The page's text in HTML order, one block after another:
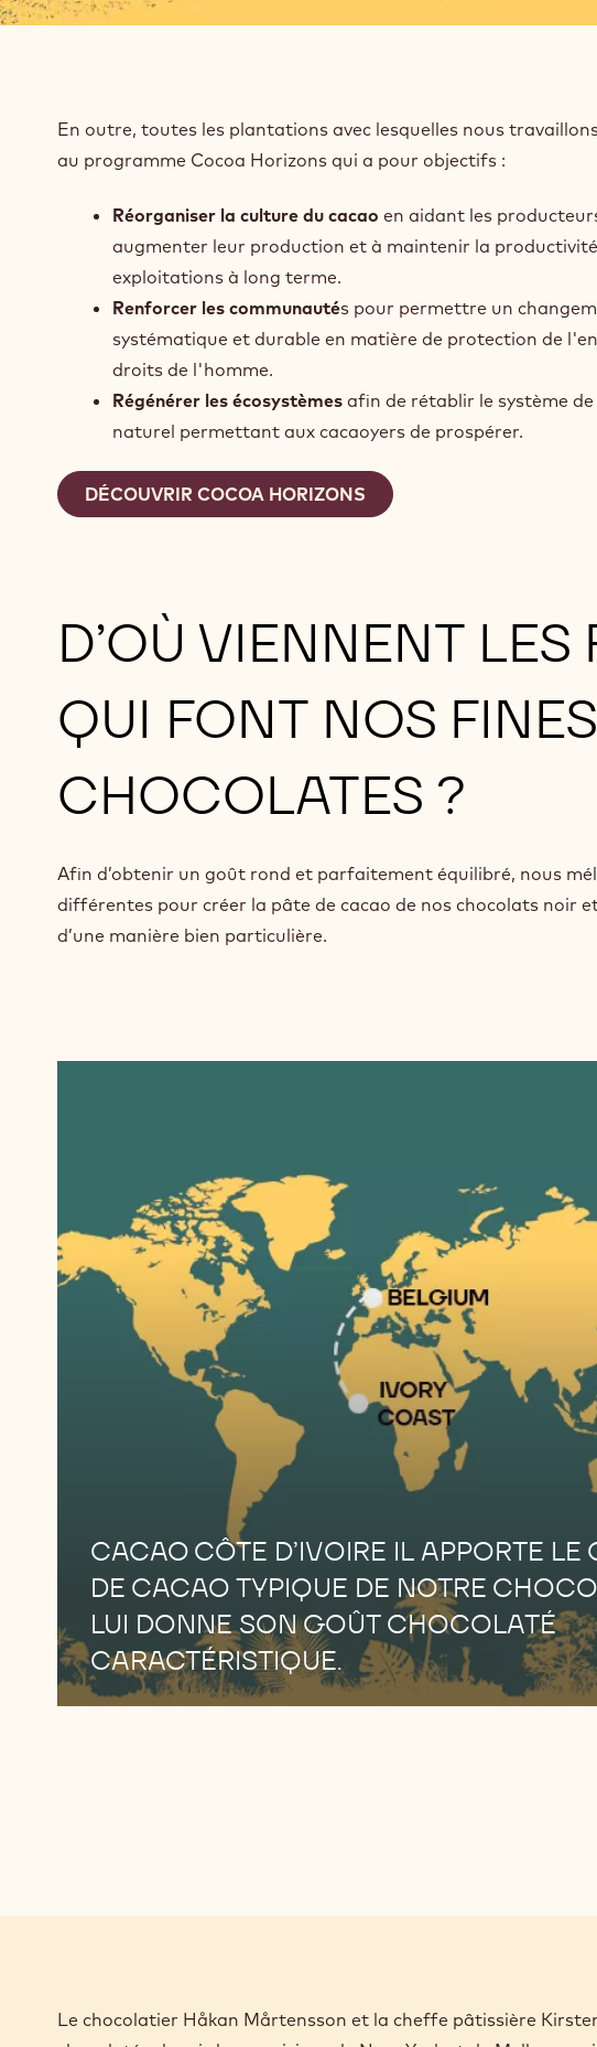
En outre, toutes les plantations avec lesquelles nous
au programme Cocoa Horizons qui a pour objectifs :
Réorganiser la culture du cacao en aidant les
augmenter leur production et à maintenir la
exploitations à long terme.
Renforcer les communautés pour permettre un
systématique et durable en matière de protection de
droits de l'homme.
Régénérer les écosystèmes afin de rétablir le système
naturel permettant aux cacaoyers de prospérer.
DÉCOUVRIR COCOA HORIZONS
D’OÙ VIENNENT
QUI FONT NOS
CHOCOLATES ?
Afin d’obtenir un goût rond et parfaitement équilibré, nous
différentes pour créer la pâte de cacao de nos chocolats noir
d’une manière bien particulière.
CACAO CÔTE D’IVOIRE IL APPORTE LE
DE CACAO TYPIQUE DE NOTRE
LUI DONNE SON GOÛT CHOCOLATÉ
CARACTÉRISTIQUE.
Le chocolatier Håkan Mårtensson et la cheffe pâtissière